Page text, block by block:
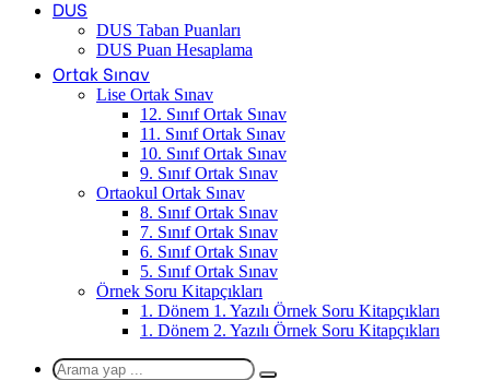
DUS
DUS Taban Puanları
DUS Puan Hesaplama
Ortak Sınav
Lise Ortak Sınav
12. Sınıf Ortak Sınav
11. Sınıf Ortak Sınav
10. Sınıf Ortak Sınav
9. Sınıf Ortak Sınav
Ortaokul Ortak Sınav
8. Sınıf Ortak Sınav
7. Sınıf Ortak Sınav
6. Sınıf Ortak Sınav
5. Sınıf Ortak Sınav
Örnek Soru Kitapçıkları
1. Dönem 1. Yazılı Örnek Soru Kitapçıkları
1. Dönem 2. Yazılı Örnek Soru Kitapçıkları